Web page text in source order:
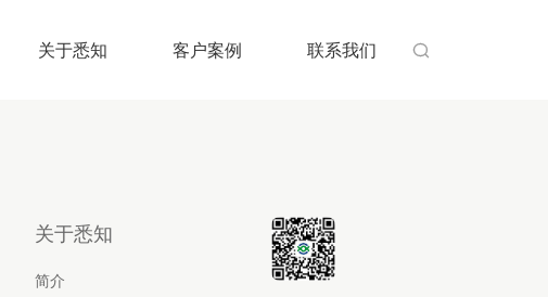
关于悉知 客户案例 联系我们 
关于悉知
简介